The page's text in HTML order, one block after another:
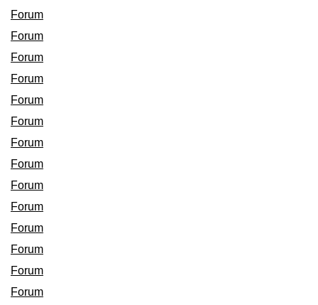
Forum
Forum
Forum
Forum
Forum
Forum
Forum
Forum
Forum
Forum
Forum
Forum
Forum
Forum